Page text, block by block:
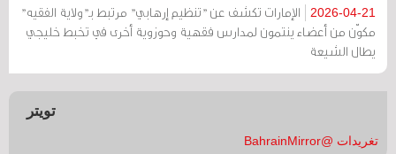
2026-04-21
الإمارات تكشف عن "تنظيم إرهابي" مرتبط بـ"ولاية الفقيه"
مكوّن من أعضاء ينتمون لمدارس فقهية وحوزوية أخرى في تخبط خليجي
يطال الشيعة
تويتر
تغريدات @BahrainMirror